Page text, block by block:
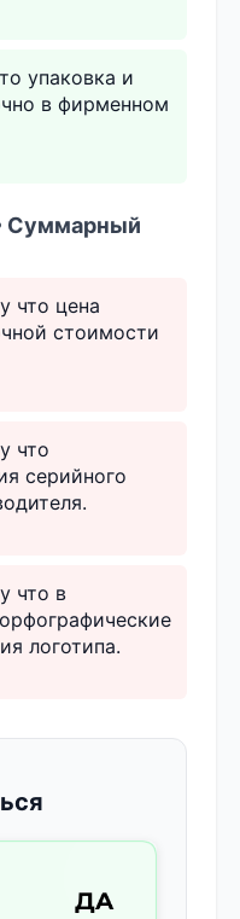
упаковка и
в фирменном
Суммарный
что цена
стоимости
что
серийного
что в
логотипа.